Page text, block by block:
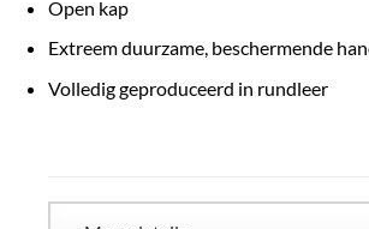
Open kap
Extreem duurzame, beschermende
Volledig geproduceerd in rundleer